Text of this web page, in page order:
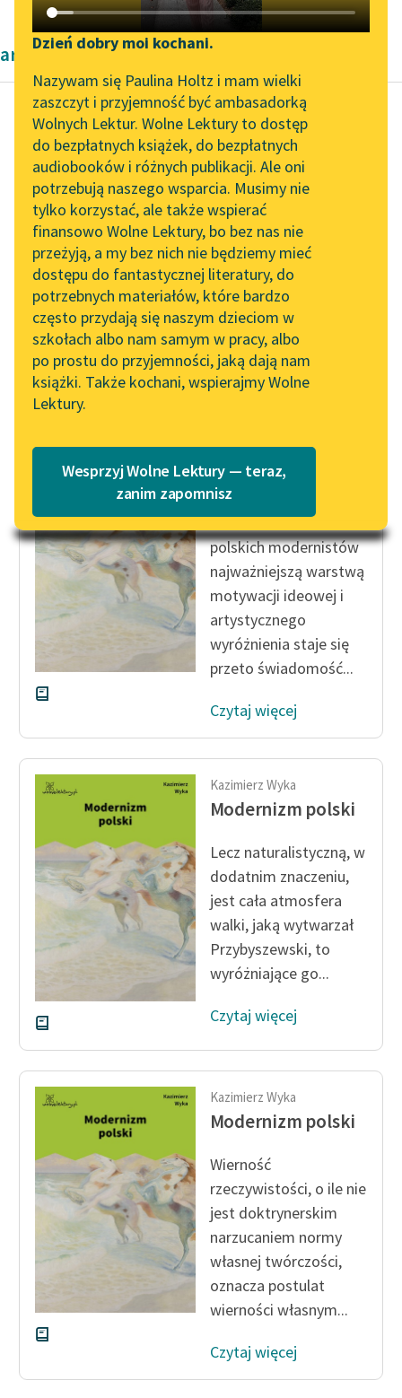
Katalog DAISY
Podkasty o książkach
Zgłoś brak utworu
Aktualności
„Prokurator Alicja Horn”
do słuchania
Byliśmy częścią AI Impact
Lab
Zapraszamy na spotkanie
online z tłumaczkami
literatury skandynawskiej
Spotkanie z Katarzyną
Tunkiel w Oslo
102. lata temu zmarł
Joseph Conrad
Lektury szkolne i klasyka
literatury do słuchania dla
uczennic i uczniów z
niepełnosprawnościami
E-kolekcja lektur
szkolnych i literatury do
słuchania dla uczennic i
niepełnosprawnościami
Popularyzacja
skandynawskiej literatury
feministycznej
Ręce pełne poezji
Kolekcje edukacyjne
twórców przechodzących
do domeny publicznej,
lektur szkolnych oraz
Starego Testamentu
Odkurzamy bohaterów
Lektur
Narzędzia
Mapa Wolnych Lektur
Leśmianator
Przewodnik dla piszących i
czytających
API
OAI-PMH
Widget Wolnych Lektur
Przypisy
Katalog w formacie PDF
O nas
Kontakt
Zespół
Zasady wykorzystania
Wolnych Lektur
Materiały promocyjne
Polityka prywatności
Dzień dobry moi kochani.
Nazywam się Paulina Holtz i mam wielki
zaszczyt i przyjemność być ambasadorką
Wolnych Lektur. Wolne Lektury to dostęp
do bezpłatnych książek, do bezpłatnych
audiobooków i różnych publikacji. Ale oni
potrzebują naszego wsparcia. Musimy nie
tylko korzystać, ale także wspierać
finansowo Wolne Lektury, bo bez nas nie
przeżyją, a my bez nich nie będziemy mieć
dostępu do fantastycznej literatury, do
potrzebnych materiałów, które bardzo
często przydają się naszym dzieciom w
szkołach albo nam samym w pracy, albo
po prostu do przyjemności, jaką dają nam
książki. Także kochani, wspierajmy Wolne
Lektury.
Wesprzyj Wolne Lektury — teraz,
zanim zapomnisz
artykuły naukowe Kazimierza Wyki
Kazimierz Wyka
Modernizm polski
Czyli dziedzictwo
wychowawcze
rozpatrzone być musi
w sposób bardziej
skomplikowany i przez
to właśnie, jak...
Czytaj więcej
Modernizm polski
W świadomości
polskich modernistów
najważniejszą warstwą
motywacji ideowej i
artystycznego
wyróżnienia staje się
przeto świadomość...
Czytaj więcej
Kazimierz Wyka
Modernizm polski
Lecz naturalistyczną, w
dodatnim znaczeniu,
jest cała atmosfera
walki, jaką wytwarzał
Przybyszewski, to
wyróżniające go...
Czytaj więcej
Kazimierz Wyka
Modernizm polski
Wierność
rzeczywistości, o ile nie
jest doktrynerskim
narzucaniem normy
własnej twórczości,
oznacza postulat
wierności własnym...
Czytaj więcej